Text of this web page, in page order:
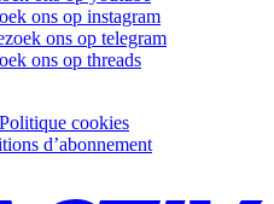
ons op instagram
ons op telegram
ons op threads
Politique cookies
d’abonnement